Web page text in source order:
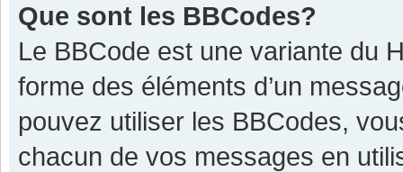
Que sont les BBCodes?
Le BBCode est une variante du
forme des éléments d’un
pouvez utiliser les BBCodes,
chacun de vos messages en